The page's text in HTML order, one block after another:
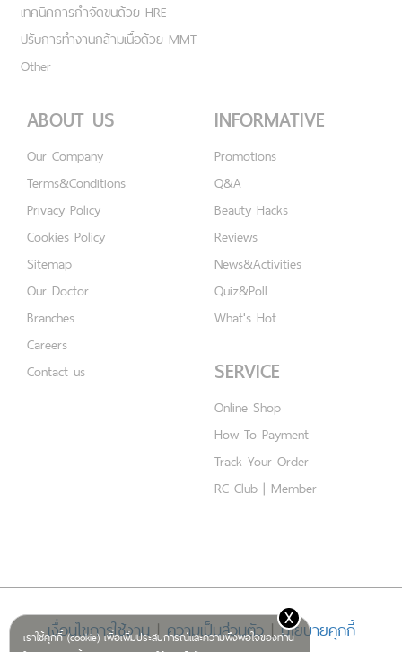
เราใช้คุกกี้ (cookie) เพื่อเพิ่มประสบการณ์และความพึงพอใจของท่าน
x
เทคนิคการกำจัดขนด้วย HRE
ปรับการทำงานกล้ามเนื้อด้วย MMT
Other
ABOUT US
Our Company
Terms&Conditions
Privacy Policy
Cookies Policy
Sitemap
Our Doctor
Branches
Careers
Contact us
INFORMATIVE
Promotions
Q&A
Beauty Hacks
Reviews
News&Activities
Quiz&Poll
What's Hot
SERVICE
Online Shop
How To Payment
Track Your Order
RC Club | Member
เงื่อนไขการใช้งาน|ความเป็นส่วนตัว|นโยบายคุกกี้